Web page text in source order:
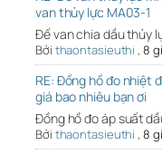
van thủy lực MA03-1
Đế van chia dầu thủy
Bởi thaontasieuthi , 8
RE: Đồng hồ đo nhiệt
giá bao nhiêu bạn ơi
Đồng hồ đo áp suất
Bởi thaontasieuthi , 8